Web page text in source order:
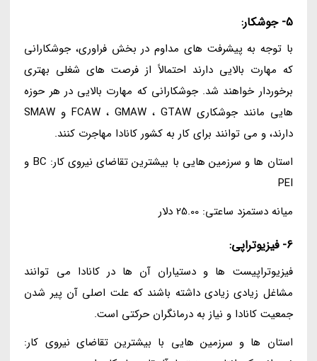
5- جوشکار:
با توجه به پیشرفت های مداوم در بخش فراوری، جوشکارانی
که مهارت بالایی دارند احتمالاً از فرصت های شغلی بهتری
برخوردار خواهند شد. جوشکارانی که مهارت بالایی در هر حوزه
هایی مانند جوشکاری FCAW ، GMAW ، GTAW و SMAW
دارند، و می توانند برای کار به کشور کانادا مهاجرت کنند.
استان ها و سرزمین هایی با بیشترین تقاضای نیروی کار: BC و
PEI
میانه دستمزد ساعتی: 25.00 دلار
6- فیزیوتراپی:
فیزیوتراپیست ها و دستیاران آن ها در کانادا می توانند
مشاغل زیادی زیادی داشته باشند که علت اصلی آن پیر شدن
جمعیت کانادا و نیاز به درمانگران حرکتی است.
استان ها و سرزمین هایی با بیشترین تقاضای نیروی کار: